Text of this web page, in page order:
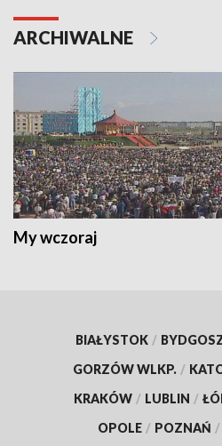
ARCHIWALNE
My wczoraj
BIAŁYSTOK /
GORZÓW WLKP. /
KRAKÓW / LUBLIN /
OPOLE / POZNAŃ /